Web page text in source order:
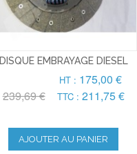
DISQUE EMBRAYAGE DIESEL
239,69 €
HT : 175,00 €
TTC : 211,75 €
AJOUTER AU PANIER